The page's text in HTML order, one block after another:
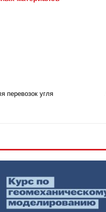
перевозок угля